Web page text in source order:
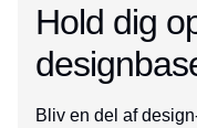
Hold dig
Bliv en del af